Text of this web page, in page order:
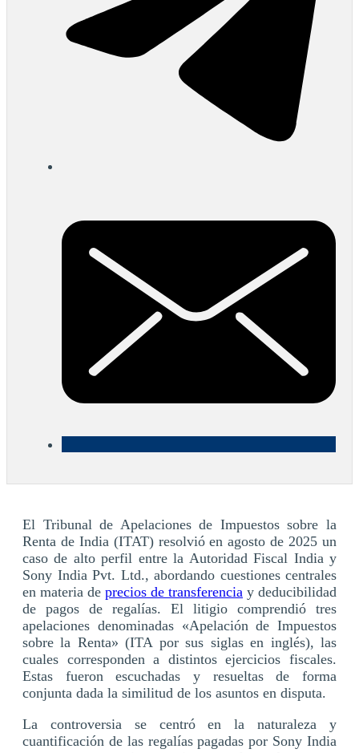
El Tribunal de Apelaciones de Impuestos sobre la
Renta de India (ITAT) resolvió en agosto de 2025 un
caso de alto perfil entre la Autoridad Fiscal India y
Sony India Pvt. Ltd., abordando cuestiones centrales
en materia de precios de transferencia y deducibilidad
de pagos de regalías. El litigio comprendió tres
apelaciones denominadas «Apelación de Impuestos
sobre la Renta» (ITA por sus siglas en inglés), las
cuales corresponden a distintos ejercicios fiscales.
Estas fueron escuchadas y resueltas de forma
conjunta dada la similitud de los asuntos en disputa.
La controversia se centró en la naturaleza y
cuantificación de las regalías pagadas por Sony India